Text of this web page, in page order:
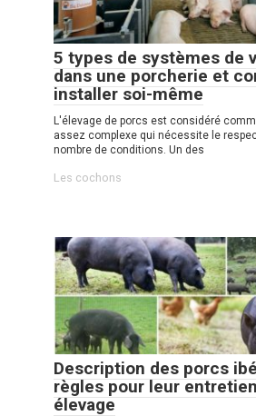
5 types de systèmes de
dans une porcherie et
installer soi-même
L'élevage de porcs est considéré
assez complexe qui nécessite le
nombre de conditions. Un des
Les cochons
Description des porcs
règles pour leur
élevage